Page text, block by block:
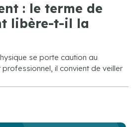
: le terme de
libère-t-il la
se porte caution au
professionnel, il convient de veiller